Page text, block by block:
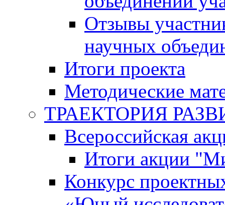
Отзывы
научных
Итоги проекта
Методические
ТРАЕКТОРИЯ
Всероссийская
Итоги акции
Конкурс